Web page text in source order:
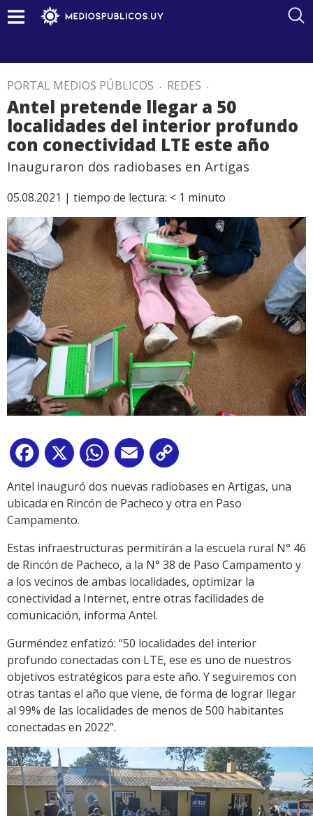
PORTAL MEDIOS PÚBLICOS . REDES .
Antel pretende llegar a 50
localidades del interior profundo
con conectividad LTE este año
Inauguraron dos radiobases en Artigas
05.08.2021 | tiempo de lectura: < 1 minuto
Facebook
X WhatsApp
Email
Link
Antel inauguró dos nuevas radiobases en Artigas, una
ubicada en Rincón de Pacheco y otra en Paso
Campamento.
Estas infraestructuras permitirán a la escuela rural N° 46
de Rincón de Pacheco, a la N° 38 de Paso Campamento y
a los vecinos de ambas localidades, optimizar la
conectividad a Internet, entre otras facilidades de
comunicación, informa Antel.
Gurméndez enfatizó: “50 localidades del interior
profundo conectadas con LTE, ese es uno de nuestros
objetivos estratégicos para este año. Y seguiremos con
otras tantas el año que viene, de forma de lograr llegar
al 99% de las localidades de menos de 500 habitantes
conectadas en 2022”.